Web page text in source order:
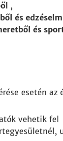
,
és
és
esetén
vehetik fel